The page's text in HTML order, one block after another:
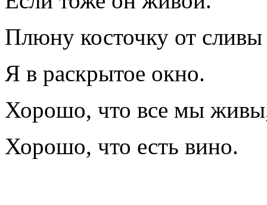
Плюну косточку от сливы
Я в раскрытое окно.
Хорошо, что все мы
Хорошо, что есть вино.